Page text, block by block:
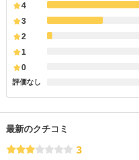
4
3
2
1
0
評価なし
最新のクチコミ
3